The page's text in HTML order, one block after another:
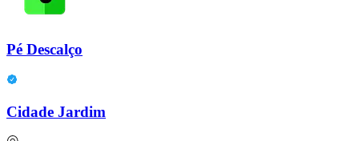
Pé Descalço
Cidade Jardim